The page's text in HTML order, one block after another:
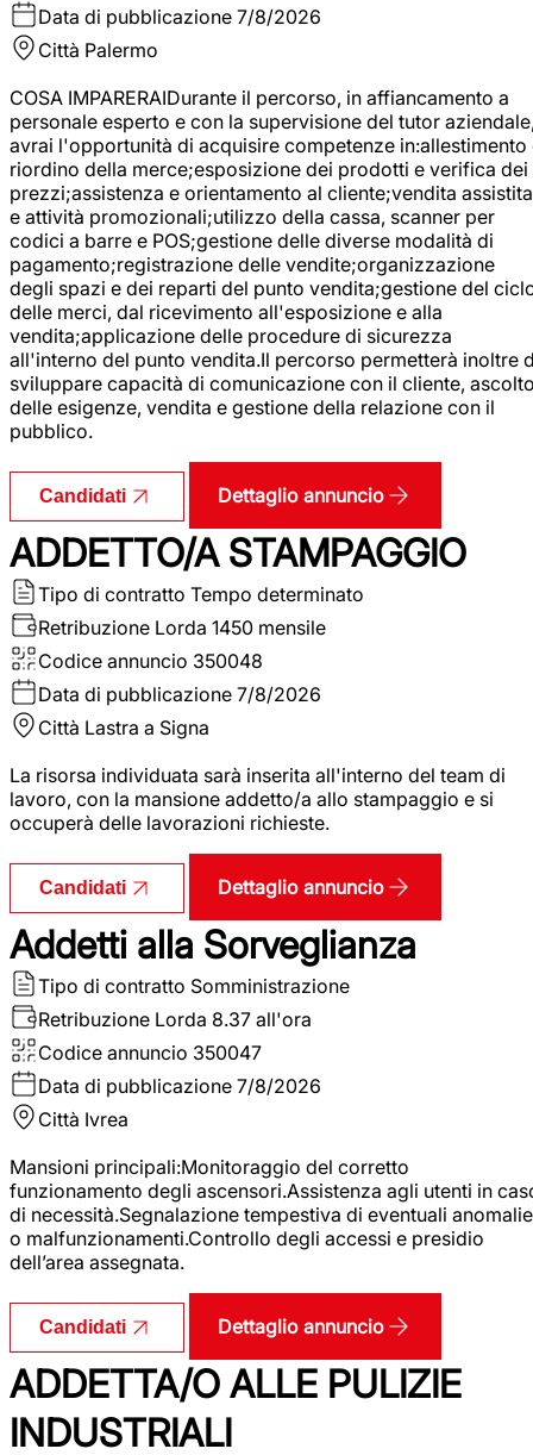
Data di pubblicazione 7/8/2026
Città Palermo
COSA IMPARERAIDurante il percorso, in affiancamento a
personale esperto e con la supervisione del tutor
avrai l'opportunità di acquisire competenze in:allestimento
riordino della merce;esposizione dei prodotti e verifica dei
prezzi;assistenza e orientamento al cliente;vendita assistita
e attività promozionali;utilizzo della cassa, scanner per
codici a barre e POS;gestione delle diverse modalità di
pagamento;registrazione delle vendite;organizzazione
degli spazi e dei reparti del punto vendita;gestione del
delle merci, dal ricevimento all'esposizione e alla
vendita;applicazione delle procedure di sicurezza
all'interno del punto vendita.Il percorso permetterà inoltre
sviluppare capacità di comunicazione con il cliente,
delle esigenze, vendita e gestione della relazione con il
pubblico.
Candidati Dettaglio annuncio
ADDETTO/A STAMPAGGIO
Tipo di contratto Tempo determinato
Retribuzione Lorda 1450 mensile
Codice annuncio 350048
Data di pubblicazione 7/8/2026
Città Lastra a Signa
La risorsa individuata sarà inserita all'interno del team di
lavoro, con la mansione addetto/a allo stampaggio e si
occuperà delle lavorazioni richieste.
Candidati Dettaglio annuncio
Addetti alla Sorveglianza
Tipo di contratto Somministrazione
Retribuzione Lorda 8.37 all'ora
Codice annuncio 350047
Data di pubblicazione 7/8/2026
Città Ivrea
Mansioni principali:Monitoraggio del corretto
funzionamento degli ascensori.Assistenza agli utenti in
di necessità.Segnalazione tempestiva di eventuali anomalie
o malfunzionamenti.Controllo degli accessi e presidio
dell’area assegnata.
Candidati Dettaglio annuncio
ADDETTA/O ALLE PULIZIE
INDUSTRIALI